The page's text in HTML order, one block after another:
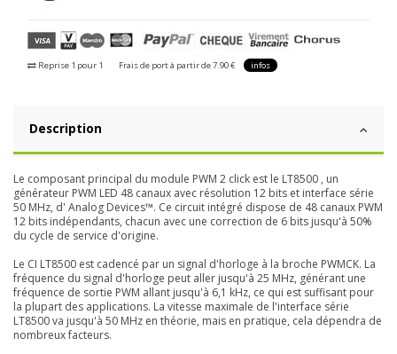
Reprise 1 pour 1 Frais de port à partir de 7.90 € infos
Description
Le composant principal du module PWM 2 click est le LT8500 , un
générateur PWM LED 48 canaux avec résolution 12 bits et interface série
50 MHz, d' Analog Devices™. Ce circuit intégré dispose de 48 canaux PWM
12 bits indépendants, chacun avec une correction de 6 bits jusqu'à 50%
du cycle de service d'origine.
Le CI LT8500 est cadencé par un signal d'horloge à la broche PWMCK. La
fréquence du signal d'horloge peut aller jusqu'à 25 MHz, générant une
fréquence de sortie PWM allant jusqu'à 6,1 kHz, ce qui est suffisant pour
la plupart des applications. La vitesse maximale de l'interface série
LT8500 va jusqu'à 50 MHz en théorie, mais en pratique, cela dépendra de
nombreux facteurs.